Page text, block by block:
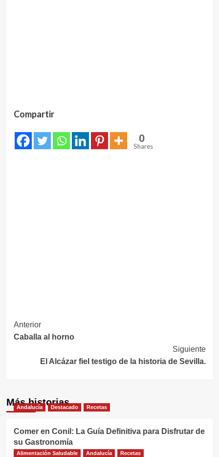
Compartir
0
Shares
Navegación
de
entradas
Anterior
Caballa al horno
Siguiente
El Alcázar fiel testigo de la historia de Sevilla.
Más historias
Andalucía Destacado Recetas
Comer en Conil: La Guía Definitiva para Disfrutar de
su Gastronomía
Alimentación Saludable Andalucía Recetas